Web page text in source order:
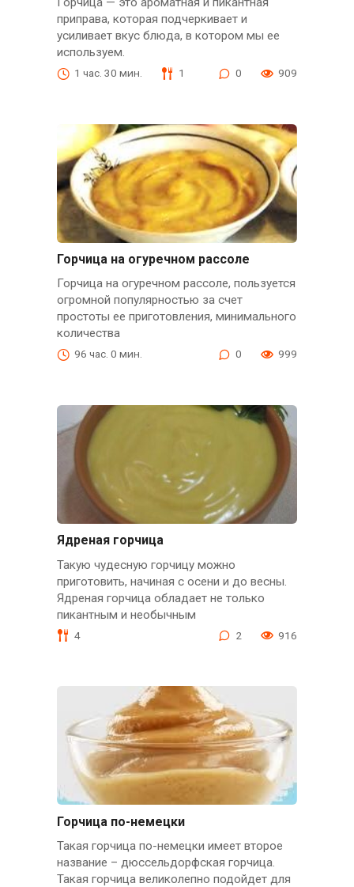
приправа, которая подчеркивает и
усиливает вкус блюда, в котором мы ее
используем.
1 час. 30 мин. 1 0 909
Горчица на огуречном рассоле
Горчица на огуречном рассоле, пользуется
огромной популярностью за счет
простоты ее приготовления, минимального
количества
96 час. 0 мин. 0 999
Ядреная горчица
Такую чудесную горчицу можно
приготовить, начиная с осени и до весны.
Ядреная горчица обладает не только
пикантным и необычным
4 2 916
Горчица по-немецки
Такая горчица по-немецки имеет второе
название – дюссельдорфская горчица.
Такая горчица великолепно подойдет для